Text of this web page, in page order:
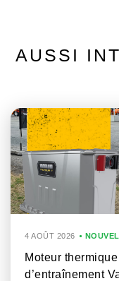
AUSSI
4 AOÛT 2026
Moteur
d’entraînement